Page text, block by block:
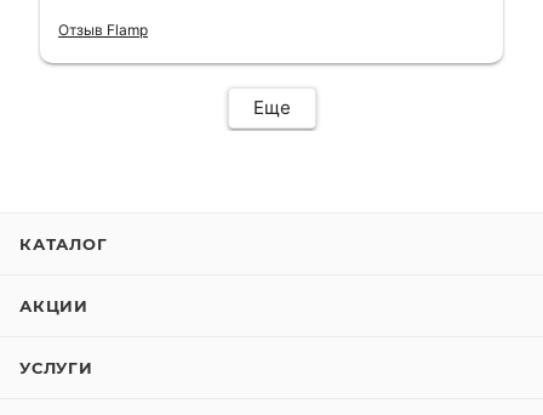
гарантии, поэтому и обратился в этот
Отзыв Flamp
Еще
КАТАЛОГ
АКЦИИ
УСЛУГИ